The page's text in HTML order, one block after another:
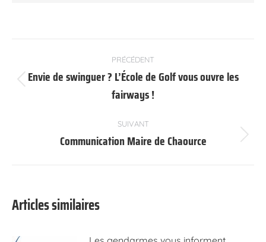
article
PRÉCÉDENT
précédent
Envie de swinguer ? L’École de Golf vous ouvre les
fairways !
SUIVANT
Article
Communication Maire de Chaource
Articles similaires